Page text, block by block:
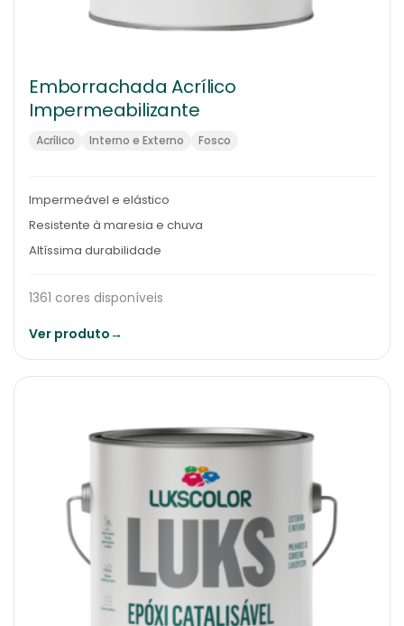
Emborrachada Acrílico
Impermeabilizante
Acrílico Interno e Externo Fosco
Impermeável e elástico
Resistente à maresia e chuva
Altíssima durabilidade
1361 cores disponíveis
Ver produto→